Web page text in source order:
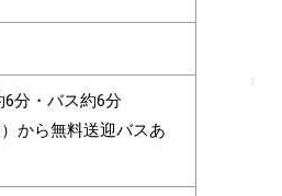
分・バス約6分
から無料送迎バスあ